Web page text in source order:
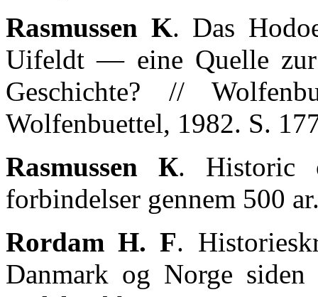
Rasmussen K. Das
Uifeldt — eine Quelle zur
Geschichte? //
Wolfenbuettel, 1982. S.
Rasmussen К. Historic
forbindelser gennem 500
Rordam H. F.
Danmark og Norge